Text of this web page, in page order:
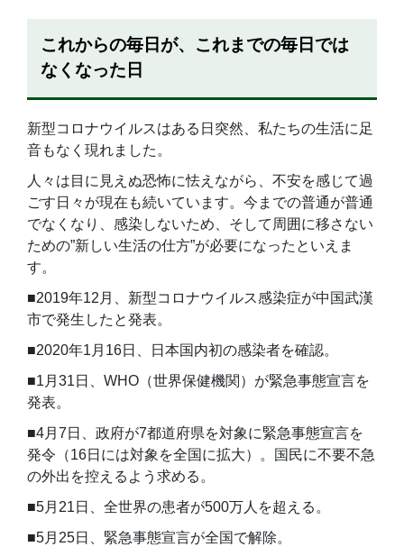
これからの毎日が、これまでの毎日では
なくなった日
新型コロナウイルスはある日突然、私たちの生活に足
音もなく現れました。
人々は目に見えぬ恐怖に怯えながら、不安を感じて過
ごす日々が現在も続いています。今までの普通が普通
でなくなり、感染しないため、そして周囲に移さない
ための”新しい生活の仕方”が必要になったといえま
す。
■2019年12月、新型コロナウイルス感染症が中国武漢
市で発生したと発表。
■2020年1月16日、日本国内初の感染者を確認。
■1月31日、WHO（世界保健機関）が緊急事態宣言を
発表。
■4月7日、政府が7都道府県を対象に緊急事態宣言を
発令（16日には対象を全国に拡大）。国民に不要不急
の外出を控えるよう求める。
■5月21日、全世界の患者が500万人を超える。
■5月25日、緊急事態宣言が全国で解除。